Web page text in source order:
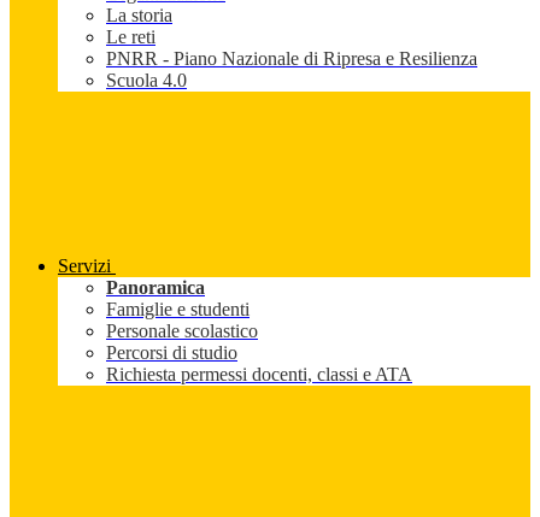
La storia
Le reti
PNRR - Piano Nazionale di Ripresa e Resilienza
Scuola 4.0
Servizi
Panoramica
Famiglie e studenti
Personale scolastico
Percorsi di studio
Richiesta permessi docenti, classi e ATA